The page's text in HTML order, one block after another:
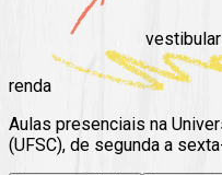
vestibular
renda
Aulas presenciais na
(UFSC), de segunda a